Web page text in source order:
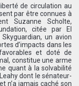
de circulation au
par être connues à
Suzanne Scholte,
citée par El
un avion
d’impacts dans les
et doté de
constitue une arme
quant à la solvabilité
dont le sénateur-
n’a jamais caché son